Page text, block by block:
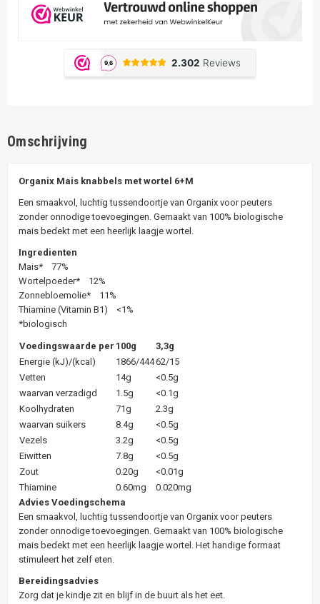
Omschrijving
Organix Mais knabbels met wortel 6+M
Een smaakvol, luchtig tussendoortje van Organix voor peuters
zonder onnodige toevoegingen. Gemaakt van 100% biologische
mais bedekt met een heerlijk laagje wortel.
Ingredienten
Mais* 77%
Wortelpoeder* 12%
Zonnebloemolie* 11%
Thiamine (Vitamin B1) <1%
*biologisch
Voedingswaarde per 100g
3,3g
Energie (kJ)/(kcal)
1866/44462/15
Vetten
14g
<0.5g
waarvan verzadigd
1.5g
<0.1g
Koolhydraten
71g
2.3g
waarvan suikers
8.4g
<0.5g
Vezels
3.2g
<0.5g
Eiwitten
7.8g
<0.5g
Zout
0.20g
<0.01g
Thiamine
0.60mg
0.020mg
Advies Voedingschema
Een smaakvol, luchtig tussendoortje van Organix voor peuters
zonder onnodige toevoegingen. Gemaakt van 100% biologische
mais bedekt met een heerlijk laagje wortel. Het handige formaat
stimuleert het zelf eten.
Bereidingsadvies
Zorg dat je kindje zit en blijf in de buurt als het eet.